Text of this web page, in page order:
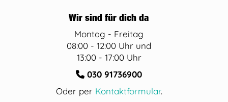
Wir sind für dich da
Montag - Freitag
08:00 - 12:00 Uhr und
13:00 - 17:00 Uhr
030 91736900
Oder per Kontaktformular.